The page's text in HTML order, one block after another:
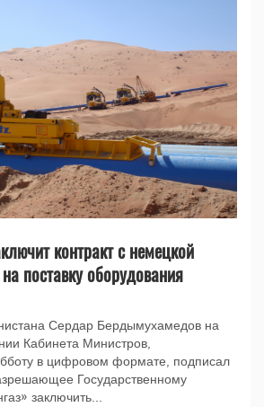
контракт с немецкой
поставку оборудования
Сердар Бердымухамедов на
Кабинета Министров,
в цифровом формате, подписал
Государственному
заключить...